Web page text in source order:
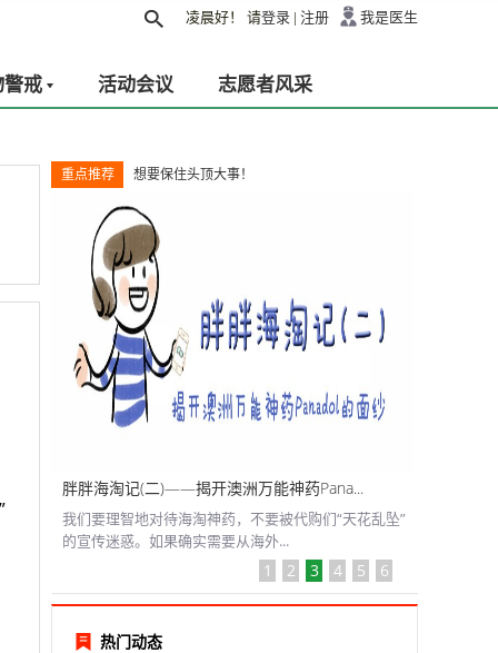
凌晨好！ 请登录 | 注册 我是医生
警戒 活动会议 志愿者风采
重点推荐 想要保住头顶大事！
胖胖海淘记(二)——揭开澳洲万能神药Pana...
我们要理智地对待海淘神药，不要被代购们“天花乱坠”
的宣传迷惑。如果确实需要从海外...
1 2 3 4 5 6
热门动态